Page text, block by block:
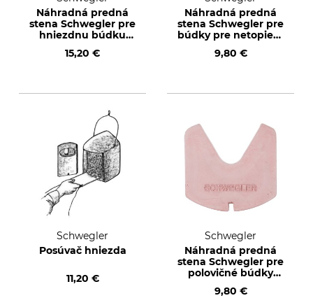
Náhradná predná
stena Schwegler pre
hniezdnu búdku
letovým otvorom
15,20 €
Náhradná predná
stena Schwegler pre
búdky pre netopiere
9,80 €
Schwegler
Posúvač hniezda
11,20 €
Schwegler
Náhradná predná
stena Schwegler pre
polovičné búdky
9,80 €